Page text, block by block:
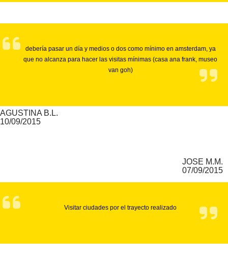
debería pasar un día y medios o dos como mínimo en amsterdam, ya
que no alcanza para hacer las visitas mínimas (casa ana frank, museo
van goh)
AGUSTINA B.L.
10/09/2015
JOSE M.M.
07/09/2015
Visitar ciudades por el trayecto realizado